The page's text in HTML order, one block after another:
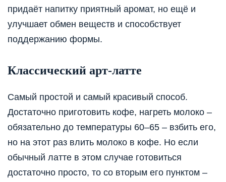
придаёт напитку приятный аромат, но ещё и
улучшает обмен веществ и способствует
поддержанию формы.
Классический арт-латте
Самый простой и самый красивый способ.
Достаточно приготовить кофе, нагреть молоко –
обязательно до температуры 60–65 – взбить его,
но на этот раз влить молоко в кофе. Но если
обычный латте в этом случае готовиться
достаточно просто, то со вторым его пунктом –